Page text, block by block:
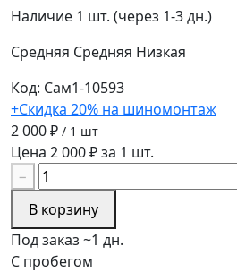
Наличие 1 шт. (через 1-3 дн.)
Средняя Средняя Низкая
Код: Сам1-10593
+Скидка 20% на шиномонтаж
2 000 ₽ / 1 шт
Цена 2 000 ₽ за 1 шт.
−
В корзину
Под заказ ~1 дн.
С пробегом